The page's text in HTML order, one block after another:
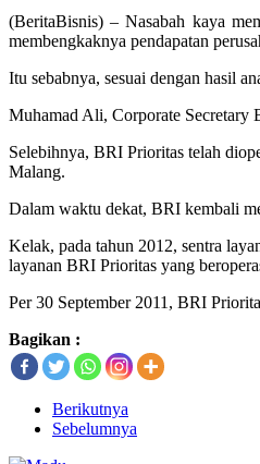
(BeritaBisnis) – Nasabah kaya
membengkaknya pendapatan
Itu sebabnya, sesuai dengan hasil
Muhamad Ali, Corporate Secretary
Selebihnya, BRI Prioritas telah
Malang.
Dalam waktu dekat, BRI kembali
Kelak, pada tahun 2012, sentra
layanan BRI Prioritas yang
Per 30 September 2011, BRI
Bagikan :
Berikutnya
Sebelumnya